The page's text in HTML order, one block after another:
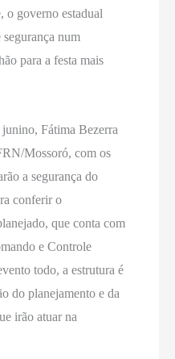
o governo estadual
num
para a festa mais
Fátima Bezerra
Mossoró, com os
a segurança do
conferir o
que conta com
e Controle
todo, a estrutura é
do planejamento e da
irão atuar na